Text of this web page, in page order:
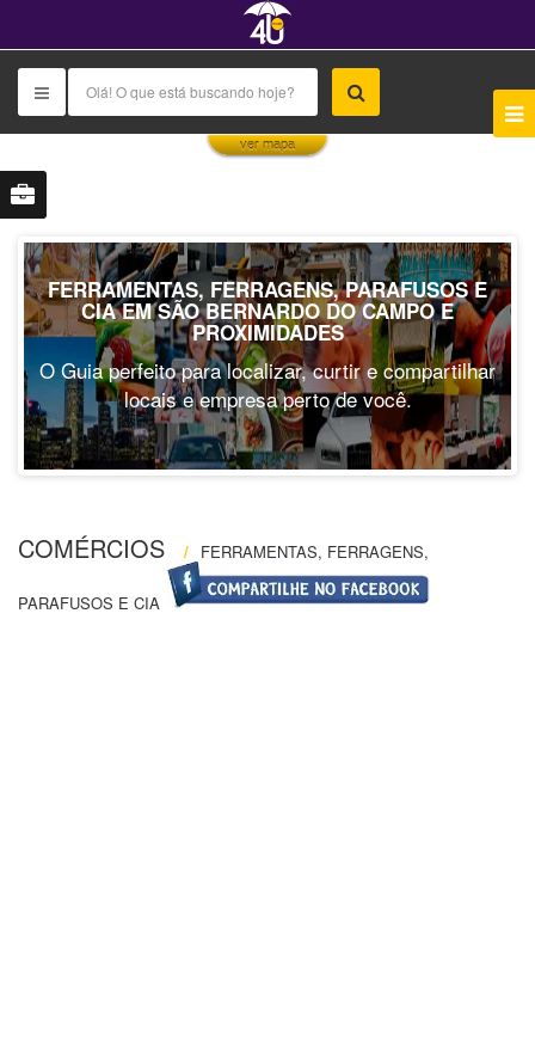
ver mapa
FERRAMENTAS, FERRAGENS, PARAFUSOS E
CIA EM SÃO BERNARDO DO CAMPO E
PROXIMIDADES
O Guia perfeito para localizar, curtir e compartilhar
locais e empresa perto de você.
COMÉRCIOS / FERRAMENTAS, FERRAGENS,
PARAFUSOS E CIA